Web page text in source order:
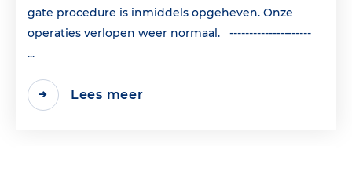
gate procedure is inmiddels opgeheven. Onze
operaties verlopen weer normaal. ---------------------
...
Lees meer